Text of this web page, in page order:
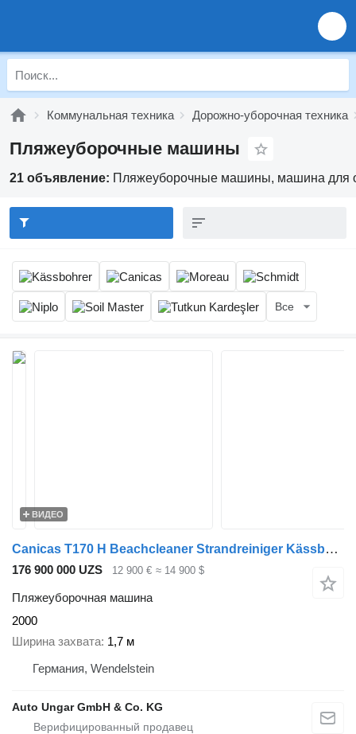
Коммунальная техника Дорожно-уборочная техника
Пляжеуборочные машины
21 объявление: Пляжеуборочные машины, машина для
Все
ВИДЕО
Canicas T170 H Beachcleaner Strandreiniger Kässbohrer Beachtech paplūdim
176 900 000 UZS 12 900 € ≈ 14 900 $
Пляжеуборочная машина
2000
Ширина захвата 1,7 м
Германия, Wendelstein
Auto Ungar GmbH & Co. KG